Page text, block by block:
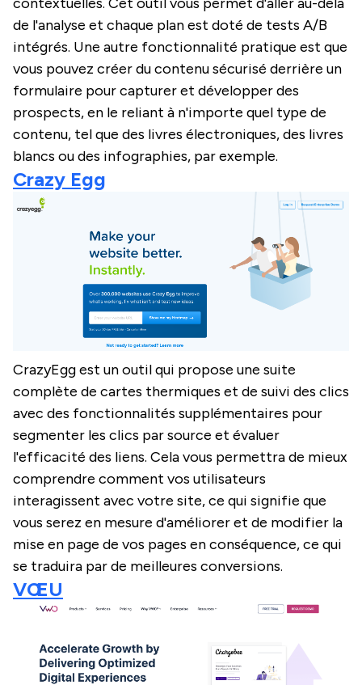
de l'analyse et chaque plan est doté de tests A/B
intégrés. Une autre fonctionnalité pratique est que
vous pouvez créer du contenu sécurisé derrière un
formulaire pour capturer et développer des
prospects, en le reliant à n'importe quel type de
contenu, tel que des livres électroniques, des livres
blancs ou des infographies, par exemple.
Crazy Egg
CrazyEgg est un outil qui propose une suite
complète de cartes thermiques et de suivi des clics
avec des fonctionnalités supplémentaires pour
segmenter les clics par source et évaluer
l'efficacité des liens. Cela vous permettra de mieux
comprendre comment vos utilisateurs
interagissent avec votre site, ce qui signifie que
vous serez en mesure d'améliorer et de modifier la
mise en page de vos pages en conséquence, ce qui
se traduira par de meilleures conversions.
VŒU